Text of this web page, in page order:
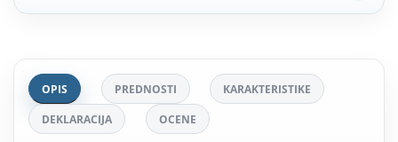
OPIS PREDNOSTI KARAKTERISTIKE
DEKLARACIJA OCENE